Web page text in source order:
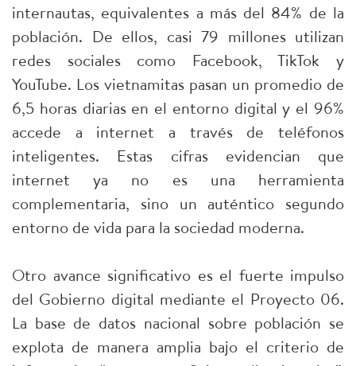
internautas, equivalentes a más del 84% de la
población. De ellos, casi 79 millones utilizan
redes sociales como Facebook, TikTok y
YouTube. Los vietnamitas pasan un promedio de
6,5 horas diarias en el entorno digital y el 96%
accede a internet a través de teléfonos
inteligentes. Estas cifras evidencian que
internet ya no es una herramienta
complementaria, sino un auténtico segundo
entorno de vida para la sociedad moderna.
Otro avance significativo es el fuerte impulso
del Gobierno digital mediante el Proyecto 06.
La base de datos nacional sobre población se
explota de manera amplia bajo el criterio de